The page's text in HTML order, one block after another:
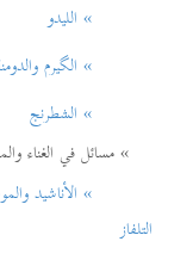
» الليدو
» الگيرم والدومنة
» الشطرنج
» مسائل في الغناء
» الأناشيد
التلفاز